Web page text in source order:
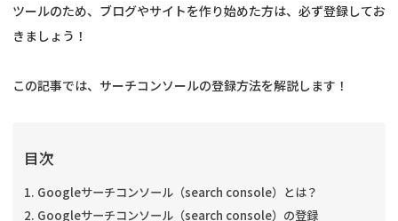
ツールのため、ブログやサイトを作り始めた方は、必ず登録してお
きましょう！
この記事では、サーチコンソールの登録方法を解説します！
目次
Googleサーチコンソール（search console）とは？
Googleサーチコンソール（search console）の登録